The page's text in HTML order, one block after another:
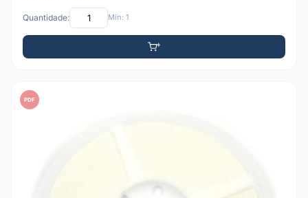
Quantidade: Mín: 1
PDF